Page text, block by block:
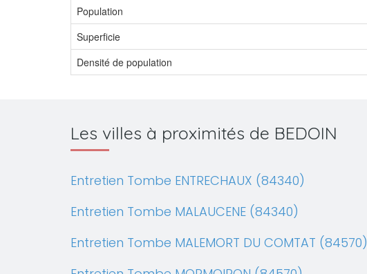
Population
Superficie
Densité de population
Les villes à proximités de BEDOIN
Entretien Tombe ENTRECHAUX (84340)
Entretien Tombe MALAUCENE (84340)
Entretien Tombe MALEMORT DU COMTAT (84570)